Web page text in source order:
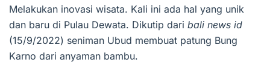
Melakukan inovasi wisata. Kali ini ada hal yang unik
dan baru di Pulau Dewata. Dikutip dari bali news id
(15/9/2022) seniman Ubud membuat patung Bung
Karno dari anyaman bambu.